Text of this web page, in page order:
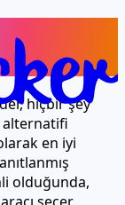
İçin
hiçbir şey
alternatifi
en iyi
olduğunda,